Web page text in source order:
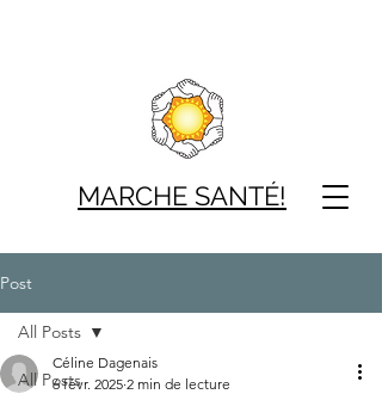
MARCHE SANTÉ!
Post
All Posts
All Posts
Céline Dagenais
6 févr. 2025 2 min de lecture